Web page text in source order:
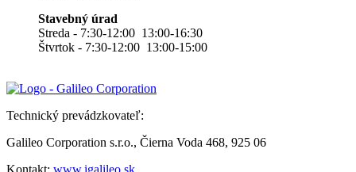
Stavebný úrad
Streda - 7:30-12:00 13:00-16:30
Štvrtok - 7:30-12:00 13:00-15:00
Technický prevádzkovateľ:
Galileo Corporation s.r.o., Čierna Voda 468, 925 06